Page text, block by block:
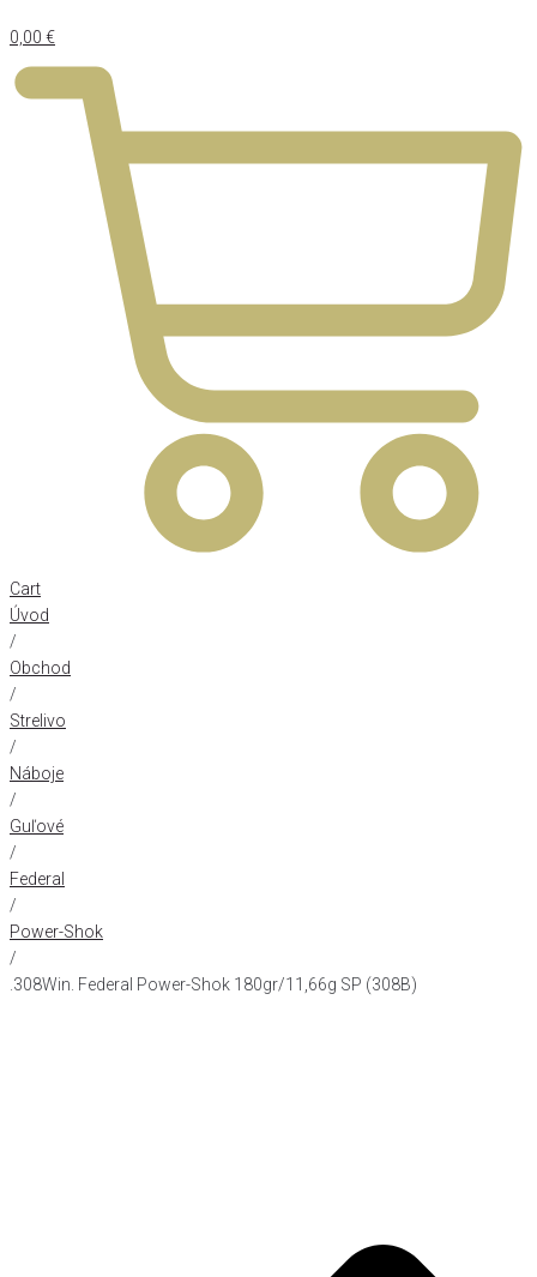
0,00 €
Cart
Úvod
/
Obchod
/
Strelivo
/
Náboje
/
Guľové
/
Federal
/
Power-Shok
/
.308Win. Federal Power-Shok 180gr/11,66g SP (308B)